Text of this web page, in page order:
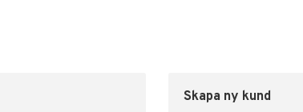
Skapa ny kund